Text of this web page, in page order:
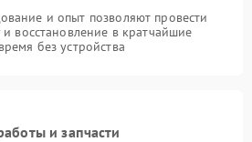
и опыт позволяют провести
и восстановление в кратчайшие
без устройства
и запчасти